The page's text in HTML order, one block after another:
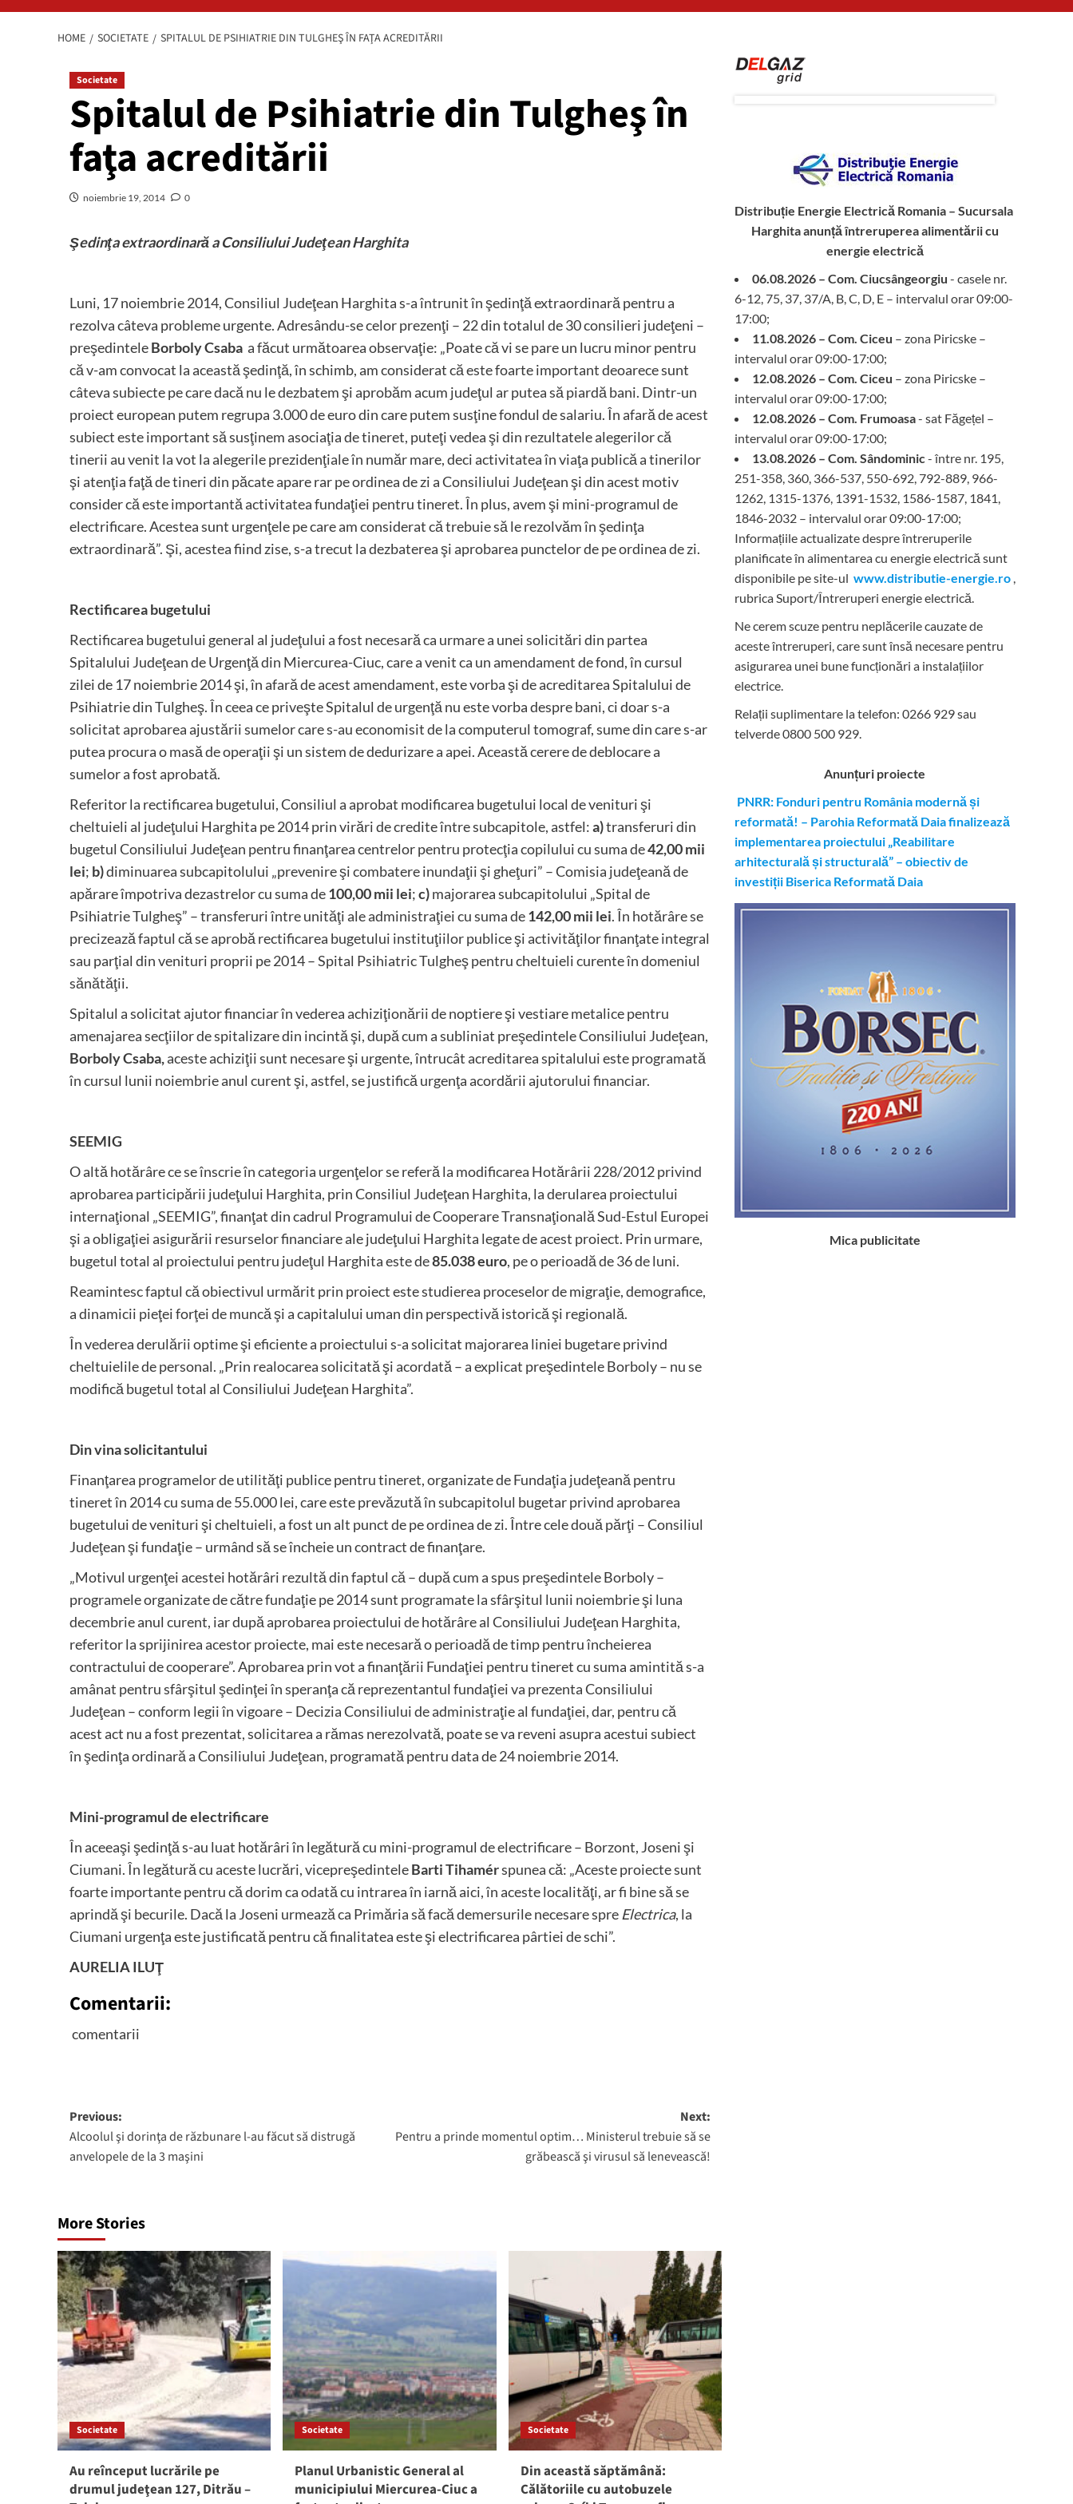
HOME SOCIETATE SPITALUL DE PSIHIATRIE DIN TULGHEŞ ÎN FAŢA ACREDITĂRII
Societate
Spitalul de Psihiatrie din Tulgheş în
faţa acreditării
noiembrie 19, 2014 0
Şedinţa extraordinară a Consiliului Judeţean Harghita
Luni, 17 noiembrie 2014, Consiliul Judeţean Harghita s-a întrunit în şedinţă extraordinară pentru a
rezolva câteva probleme urgente. Adresându-se celor prezenţi – 22 din totalul de 30 consilieri judeţeni –
preşedinteleBorboly Csaba a făcut următoarea observaţie: „Poate că vi se pare un lucru minor pentru
că v-am convocat la această şedinţă, în schimb, am considerat că este foarte important deoarece sunt
câteva subiecte pe care dacă nu le dezbatem şi aprobăm acum judeţul ar putea să piardă bani. Dintr-un
proiect european putem regrupa 3.000 de euro din care putem susţine fondul de salariu. În afară de acest
subiect este important să susţinem asociaţia de tineret, puteţi vedea şi din rezultatele alegerilor că
tinerii au venit la vot la alegerile prezidenţiale în număr mare, deci activitatea în viaţa publică a tinerilor
şi atenţia faţă de tineri din păcate apare rar pe ordinea de zi a Consiliului Judeţean şi din acest motiv
consider că este importantă activitatea fundaţiei pentru tineret. În plus, avem şi mini-programul de
electrificare. Acestea sunt urgenţele pe care am considerat că trebuie să le rezolvăm în şedinţa
extraordinară”. Şi, acestea fiind zise, s-a trecut la dezbaterea şi aprobarea punctelor de pe ordinea de zi.
Rectificarea bugetului
Rectificarea bugetului general al judeţului a fost necesară ca urmare a unei solicitări din partea
Spitalului Judeţean de Urgenţă din Miercurea-Ciuc, care a venit ca un amendament de fond, în cursul
zilei de 17 noiembrie 2014 şi, în afară de acest amendament, este vorba şi de acreditarea Spitalului de
Psihiatrie din Tulgheş. În ceea ce priveşte Spitalul de urgenţă nu este vorba despre bani, ci doar s-a
solicitat aprobarea ajustării sumelor care s-au economisit de la computerul tomograf, sume din care s-ar
putea procura o masă de operaţii şi un sistem de dedurizare a apei. Această cerere de deblocare a
sumelor a fost aprobată.
Referitor la rectificarea bugetului, Consiliul a aprobat modificarea bugetului local de venituri şi
cheltuieli al judeţului Harghita pe 2014 prin virări de credite între subcapitole, astfel:a)transferuri din
bugetul Consiliului Judeţean pentru finanţarea centrelor pentru protecţia copilului cu suma de42,00 mii
lei; b)diminuarea subcapitolului „prevenire şi combatere inundaţii şi gheţuri” – Comisia judeţeană de
apărare împotriva dezastrelor cu suma de100,00 mii lei;c)majorarea subcapitolului „Spital de
Psihiatrie Tulgheş” – transferuri între unităţi ale administraţiei cu suma de142,00 mii lei. În hotărâre se
precizează faptul că se aprobă rectificarea bugetului instituţiilor publice şi activităţilor finanţate integral
sau parţial din venituri proprii pe 2014 – Spital Psihiatric Tulgheş pentru cheltuieli curente în domeniul
sănătăţii.
Spitalul a solicitat ajutor financiar în vederea achiziţionării de noptiere şi vestiare metalice pentru
amenajarea secţiilor de spitalizare din incintă şi, după cum a subliniat preşedintele Consiliului Judeţean,
Borboly Csaba,aceste achiziţii sunt necesare şi urgente, întrucât acreditarea spitalului este programată
în cursul lunii noiembrie anul curent şi, astfel, se justifică urgenţa acordării ajutorului financiar.
SEEMIG
O altă hotărâre ce se înscrie în categoria urgenţelor se referă la modificarea Hotărârii 228/2012 privind
aprobarea participării judeţului Harghita, prin Consiliul Judeţean Harghita, la derularea proiectului
internaţional „SEEMIG”, finanţat din cadrul Programului de Cooperare Transnaţională Sud-Estul Europei
şi a obligaţiei asigurării resurselor financiare ale judeţului Harghita legate de acest proiect. Prin urmare,
bugetul total al proiectului pentru judeţul Harghita este de85.038 euro, pe o perioadă de 36 de luni.
Reamintesc faptul că obiectivul urmărit prin proiect este studierea proceselor de migraţie, demografice,
a dinamicii pieţei forţei de muncă şi a capitalului uman din perspectivă istorică şi regională.
În vederea derulării optime şi eficiente a proiectului s-a solicitat majorarea liniei bugetare privind
cheltuielile de personal. „Prin realocarea solicitată şi acordată – a explicat preşedintele Borboly – nu se
modifică bugetul total al Consiliului Judeţean Harghita”.
Din vina solicitantului
Finanţarea programelor de utilităţi publice pentru tineret, organizate de Fundaţia judeţeană pentru
tineret în 2014 cu suma de 55.000 lei, care este prevăzută în subcapitolul bugetar privind aprobarea
bugetului de venituri şi cheltuieli, a fost un alt punct de pe ordinea de zi. Între cele două părţi – Consiliul
Judeţean şi fundaţie – urmând să se încheie un contract de finanţare.
„Motivul urgenţei acestei hotărâri rezultă din faptul că – după cum a spus preşedintele Borboly –
programele organizate de către fundaţie pe 2014 sunt programate la sfârşitul lunii noiembrie şi luna
decembrie anul curent, iar după aprobarea proiectului de hotărâre al Consiliului Judeţean Harghita,
referitor la sprijinirea acestor proiecte, mai este necesară o perioadă de timp pentru încheierea
contractului de cooperare”. Aprobarea prin vot a finanţării Fundaţiei pentru tineret cu suma amintită s-a
amânat pentru sfârşitul şedinţei în speranţa că reprezentantul fundaţiei va prezenta Consiliului
Judeţean – conform legii în vigoare – Decizia Consiliului de administraţie al fundaţiei, dar, pentru că
acest act nu a fost prezentat, solicitarea a rămas nerezolvată, poate se va reveni asupra acestui subiect
în şedinţa ordinară a Consiliului Judeţean, programată pentru data de 24 noiembrie 2014.
Mini-programul de electrificare
În aceeaşi şedinţă s-au luat hotărâri în legătură cu mini-programul de electrificare – Borzont, Joseni şi
Ciumani. În legătură cu aceste lucrări, vicepreşedinteleBarti Tihamérspunea că: „Aceste proiecte sunt
foarte importante pentru că dorim ca odată cu intrarea în iarnă aici, în aceste localităţi, ar fi bine să se
aprindă şi becurile. Dacă la Joseni urmează ca Primăria să facă demersurile necesare spre Electrica, la
Ciumani urgenţa este justificată pentru că finalitatea este şi electrificarea pârtiei de schi”.
AURELIA ILUŢ
Comentarii:
comentarii
Post
navigation
Previous:
Alcoolul şi dorinţa de răzbunare l-au făcut să distrugă
anvelopele de la 3 maşini
Next:
Pentru a prinde momentul optim… Ministerul trebuie să se
grăbească şi virusul să lenevească!
More Stories
Societate
Au reînceput lucrările pe
drumul judeţean 127, Ditrău –
Societate
Planul Urbanistic General al
municipiului Miercurea-Ciuc a
Societate
Din această săptămână:
Călătoriile cu autobuzele
Distribuție Energie Electrică Romania – Sucursala
Harghitaanunță întreruperea alimentării cu
energie electrică
06.08.2026 – Com. Ciucsângeorgiu - casele nr.
6-12, 75, 37, 37/A, B, C, D, E – intervalul orar 09:00-
17:00;
11.08.2026 – Com. Ciceu – zona Piricske –
intervalul orar 09:00-17:00;
12.08.2026 – Com. Ciceu – zona Piricske –
intervalul orar 09:00-17:00;
12.08.2026 – Com. Frumoasa- sat Făgețel –
intervalul orar 09:00-17:00;
13.08.2026 – Com. Sândominic- între nr. 195,
251-358, 360, 366-537, 550-692, 792-889, 966-
1262, 1315-1376, 1391-1532, 1586-1587, 1841,
1846-2032 – intervalul orar 09:00-17:00;
Informațiile actualizate despre întreruperile
planificate în alimentarea cu energie electrică sunt
disponibile pe site-ul www.distributie-energie.ro ,
rubrica Suport/Întreruperi energie electrică.
Ne cerem scuze pentru neplăcerile cauzate de
aceste întreruperi, care sunt însă necesare pentru
asigurarea unei bune funcționări a instalațiilor
electrice.
Relații suplimentare la telefon: 0266 929 sau
telverde 0800 500 929.
Anunțuri proiecte
PNRR: Fonduri pentru România modernă și
reformată! – Parohia Reformată Daia finalizează
implementarea proiectului „Reabilitare
arhitecturală și structurală” – obiectiv de
investiții Biserica Reformată Daia
Mica publicitate